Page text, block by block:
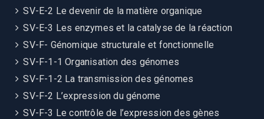
SV-E-2 Le devenir de la matière organique
SV-E-3 Les enzymes et la catalyse de la réaction
SV-F- Génomique structurale et fonctionnelle
SV-F-1-1 Organisation des génomes
SV-F-1-2 La transmission des génomes
SV-F-2 L’expression du génome
SV-F-3 Le contrôle de l’expression des gènes